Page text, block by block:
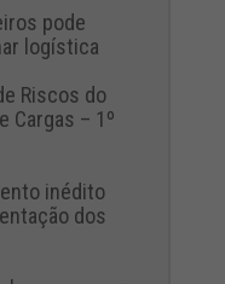
pode
logística
Riscos do
Cargas – 1º
inédito
dos